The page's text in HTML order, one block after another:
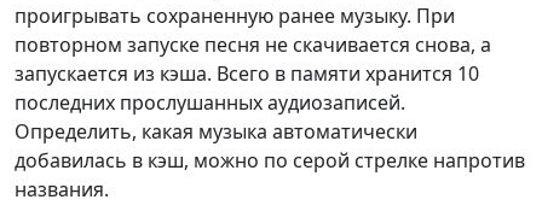
проигрывать сохраненную ранее музыку. При
повторном запуске песня не скачивается снова, а
запускается из кэша. Всего в памяти хранится 10
последних прослушанных аудиозаписей.
Определить, какая музыка автоматически
добавилась в кэш, можно по серой стрелке напротив
названия.